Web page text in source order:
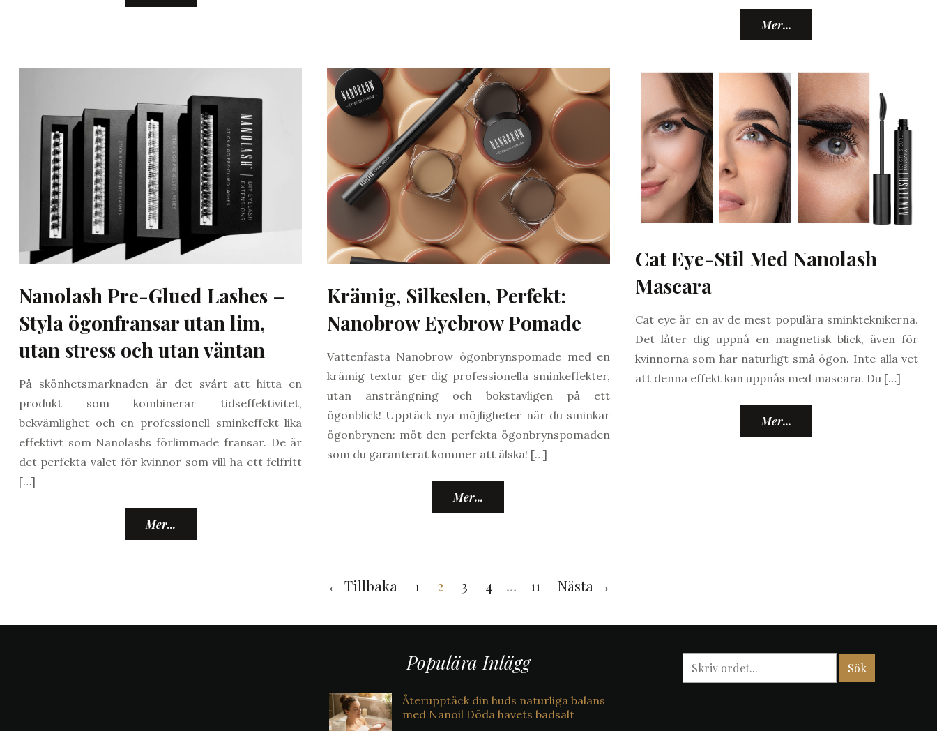
Mer...
Nanolash Pre-Glued Lashes –
Styla ögonfransar utan lim,
utan stress och utan väntan
På skönhetsmarknaden är det svårt att hitta en
produkt som kombinerar tidseffektivitet,
bekvämlighet och en professionell sminkeffekt lika
effektivt som Nanolashs förlimmade fransar. De är
det perfekta valet för kvinnor som vill ha ett felfritt
[…]
Mer...
Krämig, Silkeslen, Perfekt:
Nanobrow Eyebrow Pomade
Vattenfasta Nanobrow ögonbrynspomade med en
krämig textur ger dig professionella sminkeffekter,
utan ansträngning och bokstavligen på ett
ögonblick! Upptäck nya möjligheter när du sminkar
ögonbrynen: möt den perfekta ögonbrynspomaden
som du garanterat kommer att älska! […]
Mer...
Cat Eye-Stil Med Nanolash
Mascara
Cat eye är en av de mest populära sminkteknikerna.
Det låter dig uppnå en magnetisk blick, även för
kvinnorna som har naturligt små ögon. Inte alla vet
att denna effekt kan uppnås med mascara. Du […]
Mer...
← Tillbaka 1 2 3 4 … 11 Nästa →
Populära Inlägg
Återupptäck din huds naturliga balans
med Nanoil Döda havets badsalt